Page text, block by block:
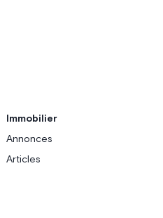
Immobilier
Annonces
Articles